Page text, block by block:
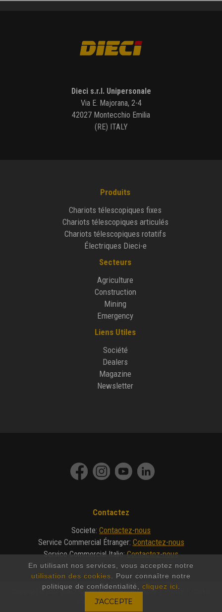
En utilisant nos services, vous acceptez notre
utilisation des cookies . Pour connaître notre
politique de confidentialité, cliquez ici
Dieci s.r.l. Unipersonale
Via E. Majorana, 2-4
42027 Montecchio Emilia
(RE) ITALY
Produits
Chariots télescopiques fixes
Chariots télescopiques articulés
Chariots télescopiques rotatifs
Électriques Dieci-e
Secteurs
Agriculture
Construction
Mining
Emergency
Liens Utiles
Société
Dealers
Magazine
Newsletter
Contactez
Societe: Contactez-nous
Service Commercial Étranger: Contactez-nous
Service Commercial Italie:Contactez-nous
Copyright © 2024 - DIECI Srl | P.IVA 01682740350 |Legals
| Made by Invicto